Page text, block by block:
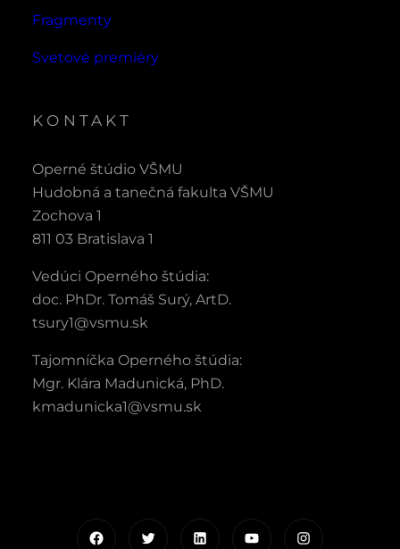
Fragmenty
Svetové premiéry
KONTAKT
Operné štúdio VŠMU
Hudobná a tanečná fakulta VŠMU
Zochova 1
811 03 Bratislava 1
Vedúci Operného štúdia:
doc. PhDr. Tomáš Surý, ArtD.
tsury1@vsmu.sk
Tajomníčka Operného štúdia:
Mgr. Klára Madunická, PhD.
kmadunicka1@vsmu.sk
FacebookTwitterLinkedInYouTubeInstagram